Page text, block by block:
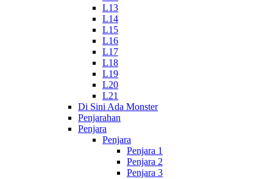
L13
L14
L15
L16
L17
L18
L19
L20
L21
Di Sini Ada Monster
Penjarahan
Penjara
Penjara
Penjara 1
Penjara 2
Penjara 3